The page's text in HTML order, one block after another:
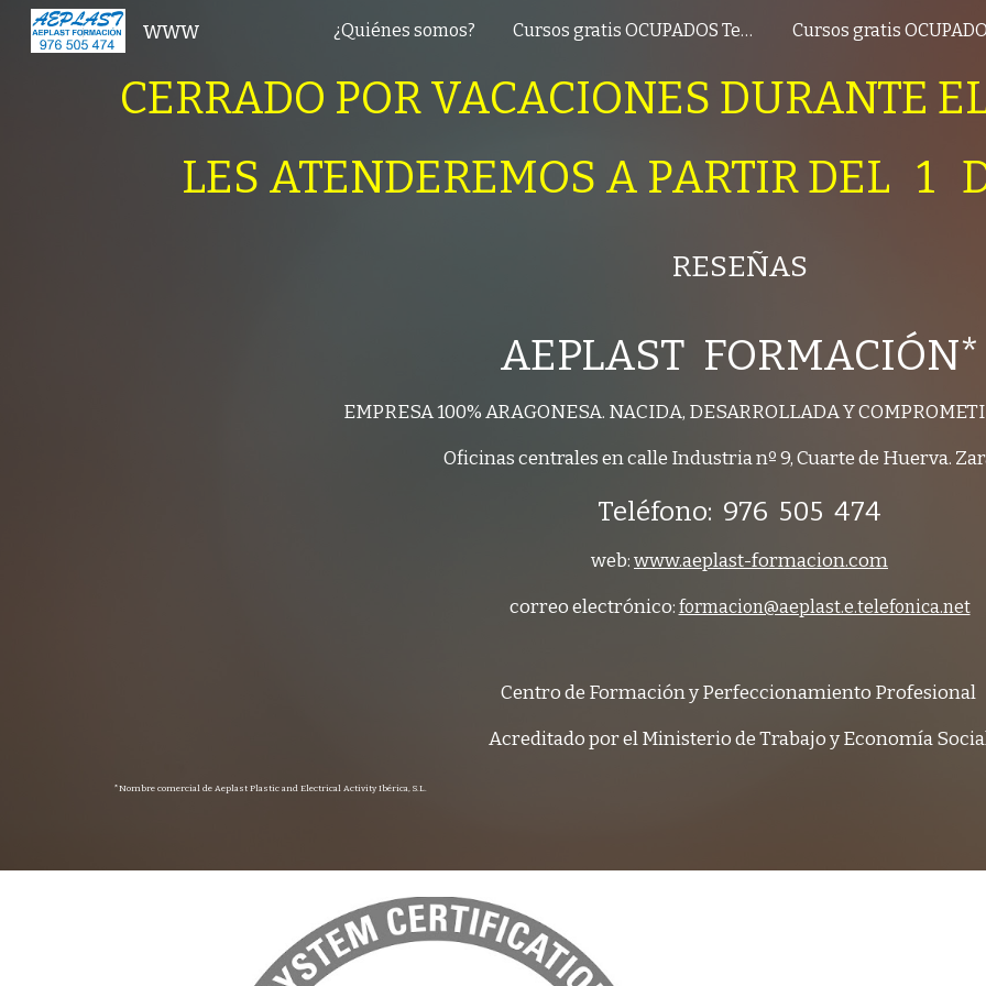
Skip to main content Skip to
www ¿Quiénes somos? Cursos gratis OCUPADOS Teleformación 2026
CERRADO POR VACACIONES DURANTE
LES ATENDEREMOS A PARTIR DEL 1
RESEÑAS
AEPLAST FORMACIÓN*
EMPRESA 100% ARAGONESA. NACIDA, DESARROLLADA Y
Oficinas centrales en calle Industria nº 9, Cuarte de Huerva.
Teléfono: 976 505 474
web:www.aeplast-formacion.com
correo electrónico: formacion@aeplast.e.telefonica.net
Centro de Formación y Perfeccionamiento Profesional
Acreditado por el Ministerio de Trabajo y Economía
*Nombre comercial de Aeplast Plastic and Electrical Activity Ibérica, S.L.